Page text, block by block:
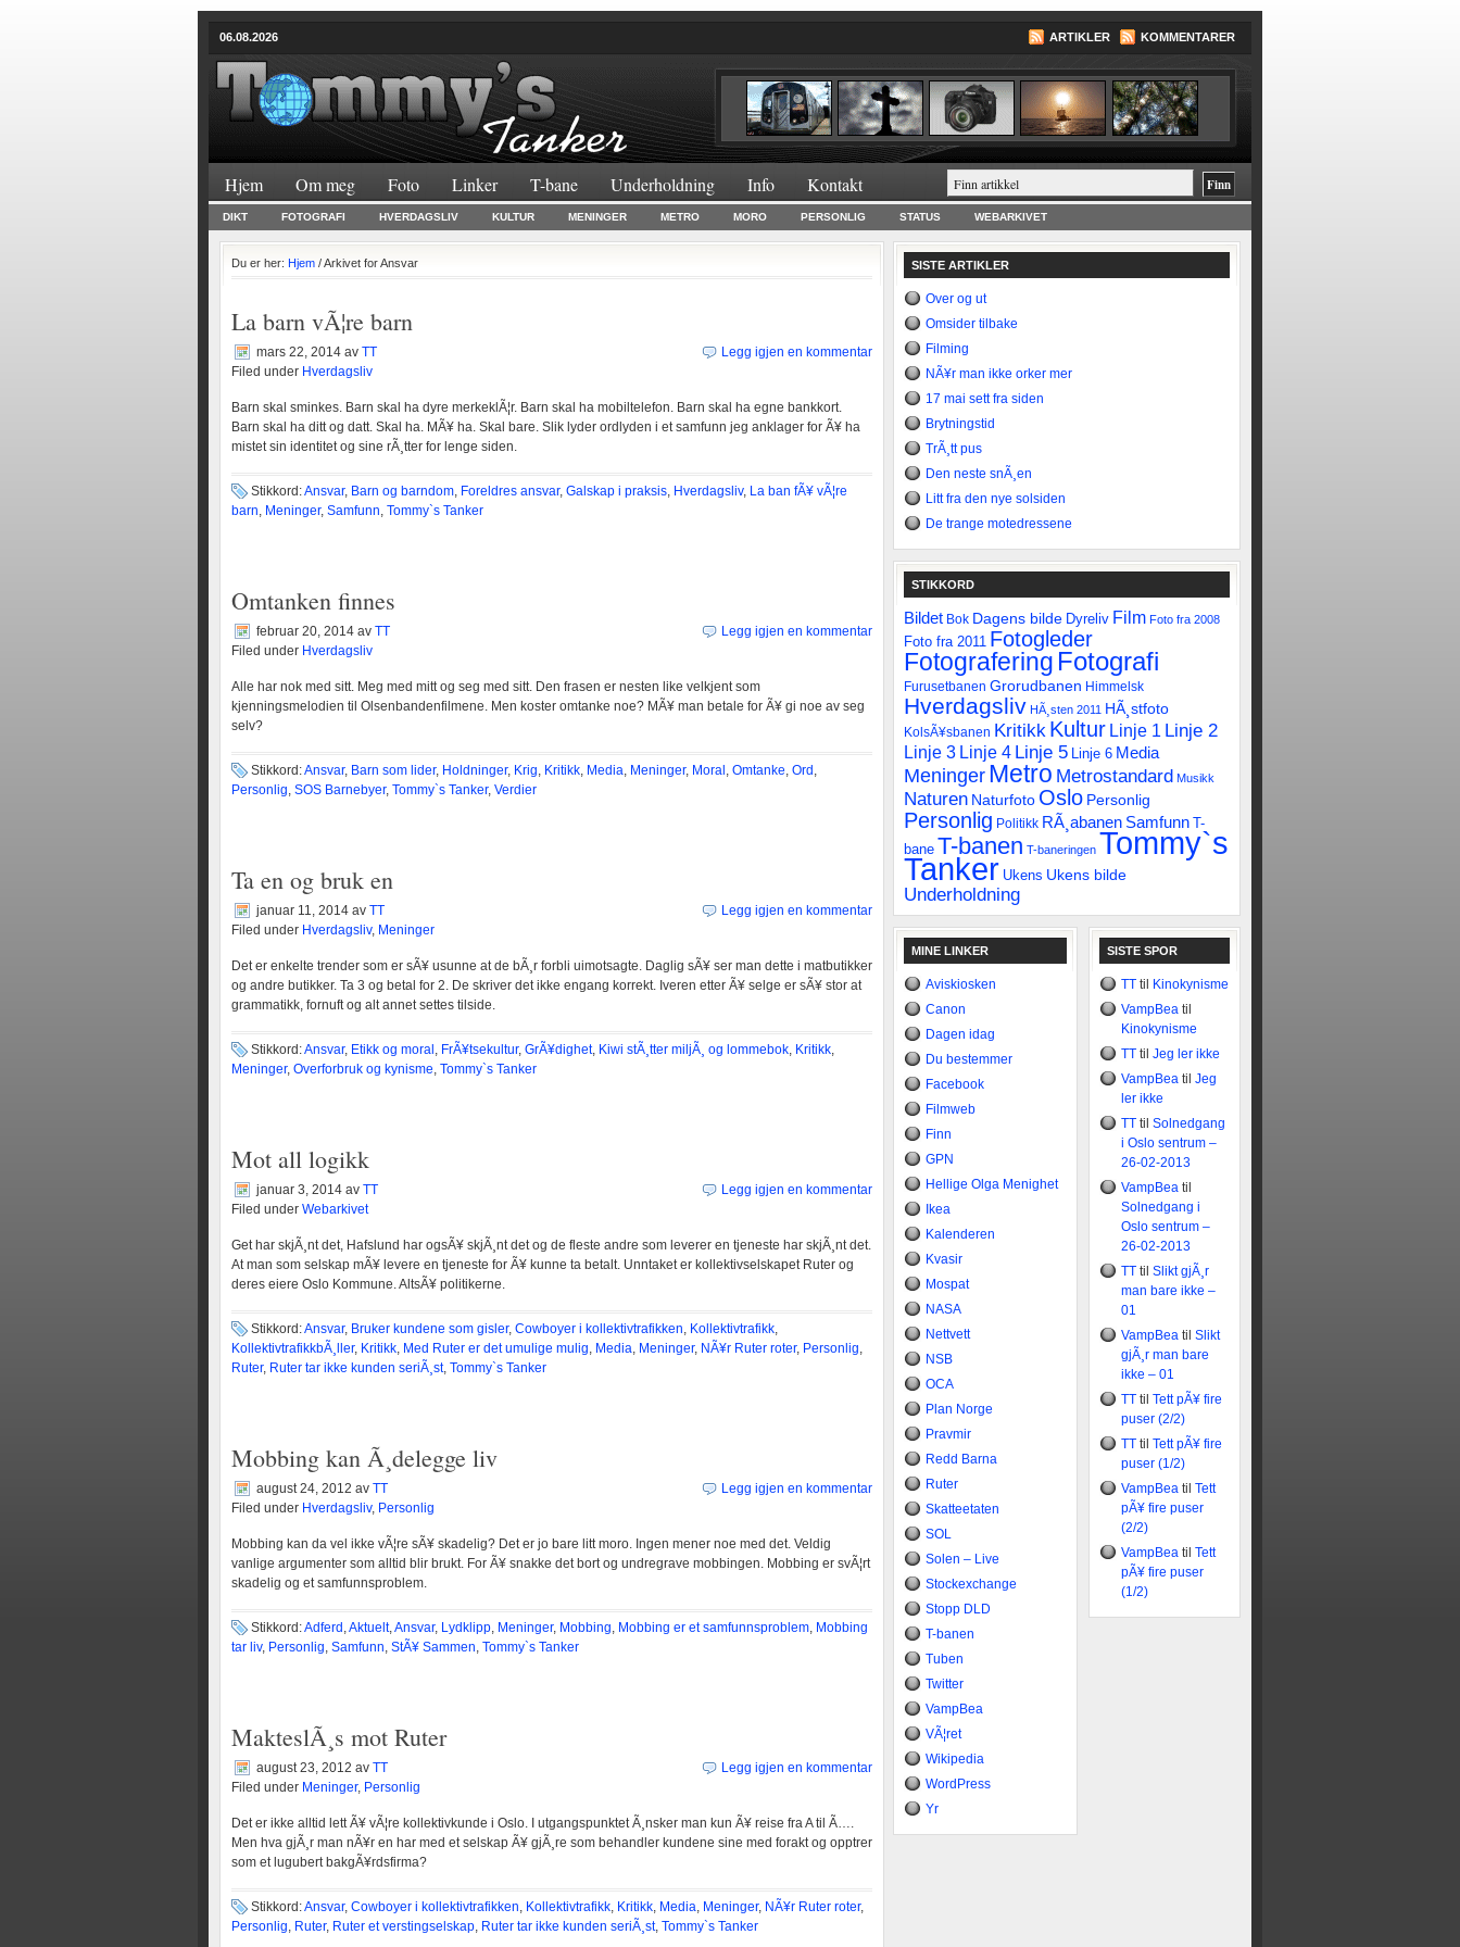
06.08.2026 ARTIKLER KOMMENTARER
Hjem Om meg Foto Linker T-bane Underholdning Info Kontakt
DIKT FOTOGRAFI HVERDAGSLIV KULTUR MENINGER METRO MORO PERSONLIG STATUS WEBARKIVET
Du er her: Hjem / Arkivet for Ansvar
La barn vÃ¦re barn
mars 22, 2014 av TT
Filed under Hverdagsliv
Legg igjen en kommentar
Barn skal sminkes. Barn skal ha dyre merkeklÃ¦r. Barn skal ha mobiltelefon. Barn skal ha egne bankkort.
Barn skal ha ditt og datt. Skal ha. MÃ¥ ha. Skal bare. Slik lyder ordlyden i et samfunn jeg anklager for Ã¥ ha
mistet sin identitet og sine rÃ¸tter for lenge siden.
Stikkord:Ansvar, Barn og barndom, Foreldres ansvar, Galskap i praksis, Hverdagsliv, La ban fÃ¥ vÃ¦re
barn, Meninger, Samfunn, Tommy`s Tanker
Omtanken finnes
februar 20, 2014 av TT
Filed under Hverdagsliv
Legg igjen en kommentar
Alle har nok med sitt. Meg med mitt og seg med sitt. Den frasen er nesten like velkjent som
kjenningsmelodien til Olsenbandenfilmene. Men koster omtanke noe? MÃ¥ man betale for Ã¥ gi noe av seg
selv?
Stikkord:Ansvar, Barn som lider, Holdninger, Krig, Kritikk, Media, Meninger, Moral , Omtanke, Ord ,
Personlig, SOS Barnebyer, Tommy`s Tanker, Verdier
Ta en og bruk en
januar 11, 2014 av TT
Filed under Hverdagsliv, Meninger
Legg igjen en kommentar
Det er enkelte trender som er sÃ¥ usunne at de bÃ¸r forbli uimotsagte. Daglig sÃ¥ ser man dette i matbutikker
og andre butikker. Ta 3 og betal for 2. De skriver det ikke engang korrekt. Iveren etter Ã¥ selge er sÃ¥ stor at
grammatikk, fornuft og alt annet settes tilside.
Stikkord:Ansvar, Etikk og moral , FrÃ¥tsekultur, GrÃ¥dighet, Kiwi stÃ¸tter miljÃ¸ og lommebok, Kritikk,
Meninger, Overforbruk og kynisme, Tommy`s Tanker
Mot all logikk
januar 3, 2014 av TT
Filed under Webarkivet
Legg igjen en kommentar
Get har skjÃ¸nt det, Hafslund har ogsÃ¥ skjÃ¸nt det og de fleste andre som leverer en tjeneste har skjÃ¸nt det.
At man som selskap mÃ¥ levere en tjeneste for Ã¥ kunne ta betalt. Unntaket er kollektivselskapet Ruter og
deres eiere Oslo Kommune. AltsÃ¥ politikerne.
Stikkord:Ansvar, Bruker kundene som gisler, Cowboyer i kollektivtrafikken, Kollektivtrafikk,
KollektivtrafikkbÃ¸ller, Kritikk, Med Ruter er det umulige mulig, Media, Meninger, NÃ¥r Ruter roter, Personlig,
Ruter, Ruter tar ikke kunden seriÃ¸st, Tommy`s Tanker
Mobbing kan Ã¸delegge liv
august 24, 2012 av TT
Filed under Hverdagsliv, Personlig
Legg igjen en kommentar
Mobbing kan da vel ikke vÃ¦re sÃ¥ skadelig? Det er jo bare litt moro. Ingen mener noe med det. Veldig
vanlige argumenter som alltid blir brukt. For Ã¥ snakke det bort og undregrave mobbingen. Mobbing er svÃ¦rt
skadelig og et samfunnsproblem.
Stikkord:Adferd ,Aktuelt,Ansvar, Lydklipp, Meninger, Mobbing, Mobbing er et samfunnsproblem, Mobbing
tar liv, Personlig, Samfunn, StÃ¥ Sammen, Tommy`s Tanker
MakteslÃ¸s mot Ruter
august 23, 2012 av TT
Filed under Meninger, Personlig
Legg igjen en kommentar
Det er ikke alltid lett Ã¥ vÃ¦re kollektivkunde i Oslo. I utgangspunktet Ã¸nsker man kun Ã¥ reise fra A til Ã….
Men hva gjÃ¸r man nÃ¥r en har med et selskap Ã¥ gjÃ¸re som behandler kundene sine med forakt og opptrer
som et lugubert bakgÃ¥rdsfirma?
Stikkord:Ansvar, Cowboyer i kollektivtrafikken, Kollektivtrafikk, Kritikk, Media, Meninger, NÃ¥r Ruter roter,
Personlig, Ruter, Ruter et verstingselskap, Ruter tar ikke kunden seriÃ¸st, Tommy`s Tanker
SISTE ARTIKLER
Over og ut
Omsider tilbake
Filming
NÃ¥r man ikke orker mer
17 mai sett fra siden
Brytningstid
TrÃ¸tt pus
Den neste snÃ¸en
Litt fra den nye solsiden
De trange motedressene
STIKKORD
Bildet Bok Dagens bilde Dyreliv Film Foto fra 2008
Foto fra 2011 Fotogleder
Fotografering Fotografi
Furusetbanen Grorudbanen Himmelsk
Hverdagsliv HÃ¸sten 2011 HÃ¸stfoto
KolsÃ¥sbanen Kritikk Kultur Linje 1 Linje 2
Linje 3 Linje 4 Linje 5 Linje 6 Media
Meninger Metro Metrostandard Musikk
Naturen Naturfoto Oslo Personlig
Personlig Politikk RÃ¸abanen Samfunn T-
bane T-banen T-baneringen Tommy`s
Tanker Ukens Ukens bilde
Underholdning
MINE LINKER
Aviskiosken
Canon
Dagen idag
Du bestemmer
Facebook
Filmweb
Finn
GPN
Hellige Olga Menighet
Ikea
Kalenderen
Kvasir
Mospat
NASA
Nettvett
NSB
OCA
Plan Norge
Pravmir
Redd Barna
Ruter
Skatteetaten
SOL
Solen – Live
Stockexchange
Stopp DLD
T-banen
Tuben
Twitter
VampBea
VÃ¦ret
Wikipedia
WordPress
Yr
SISTE SPOR
TT til
Kinokynisme
VampBea til
Kinokynisme
TT til Jeg ler ikke
VampBea til Jeg
ler ikke
TT til Solnedgang
i Oslo sentrum –
26-02-2013
VampBea til
Solnedgang i
Oslo sentrum –
26-02-2013
TT til Slikt gjÃ¸r
man bare ikke –
01
VampBea til Slikt
gjÃ¸r man bare
ikke – 01
TT til Tett pÃ¥ fire
puser (2/2)
TT til Tett pÃ¥ fire
puser (1/2)
VampBea til Tett
pÃ¥ fire puser
(2/2)
VampBea til Tett
pÃ¥ fire puser
(1/2)